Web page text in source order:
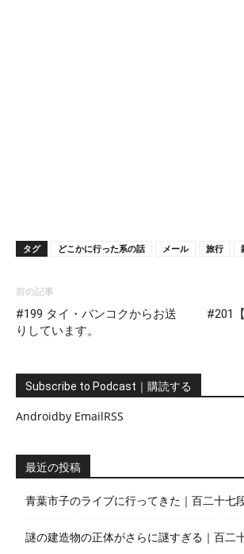
タグ どこかに行った系の話 メール 旅行
前の記事
#199 タイ・バンコクからお送
りしています。
#201
Subscribe to Podcast｜購読する
Androidby EmailRSS
最近の投稿
青葉市子のライブに行ってきた｜百二十七
謎の建造物の正体がさらに謎すぎる｜百二